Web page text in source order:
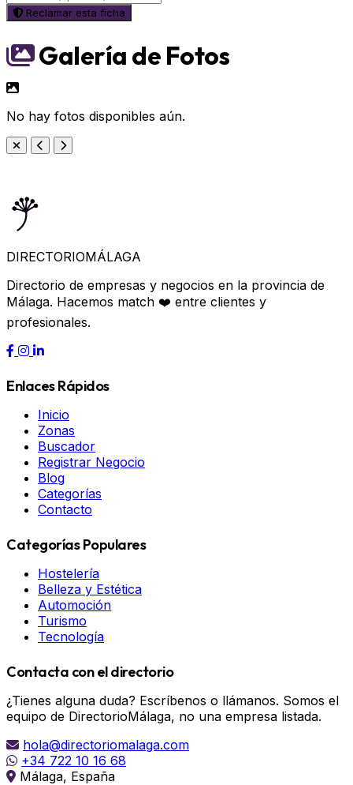
Reclamar esta ficha
Galería de Fotos
No hay fotos disponibles aún.
DIRECTORIOMÁLAGA
Directorio de empresas y negocios en la provincia de
Málaga. Hacemos match ❤️ entre clientes y
profesionales.
Enlaces Rápidos
Inicio
Zonas
Buscador
Registrar Negocio
Blog
Categorías
Contacto
Categorías Populares
Hostelería
Belleza y Estética
Automoción
Turismo
Tecnología
Contacta con el directorio
¿Tienes alguna duda? Escríbenos o llámanos. Somos el
equipo de DirectorioMálaga, no una empresa listada.
hola@directoriomalaga.com
+34 722 10 16 68
Málaga, España